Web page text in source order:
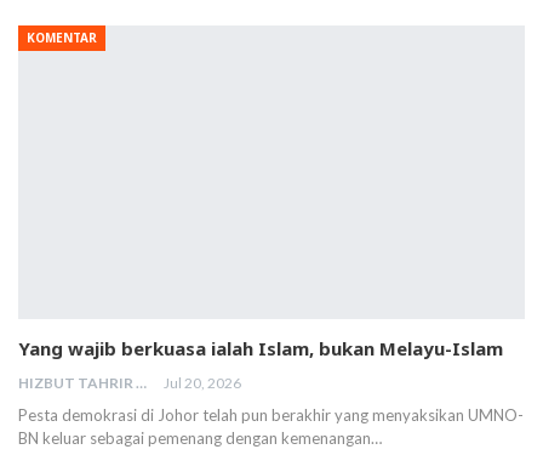
KOMENTAR
Yang wajib berkuasa ialah Islam, bukan Melayu-Islam
HIZBUT TAHRIR MALAYSIA Jul 20, 2026
Pesta demokrasi di Johor telah pun berakhir yang menyaksikan UMNO-
BN keluar sebagai pemenang dengan kemenangan…